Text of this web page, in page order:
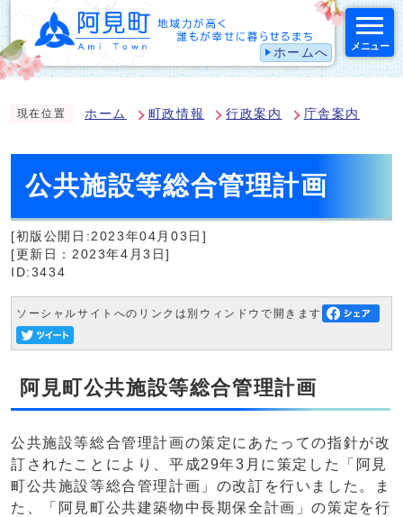
ホームへ メニュー
現在位置 ホーム 町政情報 行政案内 庁舎案内
公共施設等総合管理計画
[初版公開日:2023年04月03日]
[更新日：2023年4月3日]
ID:3434
ソーシャルサイトへのリンクは別ウィンドウで開きます
阿見町公共施設等総合管理計画
公共施設等総合管理計画の策定にあたっての指針が改
訂されたことにより、平成29年3月に策定した「阿見
町公共施設等総合管理計画」の改訂を行いました。ま
た、「阿見町公共建築物中長期保全計画」の策定を行